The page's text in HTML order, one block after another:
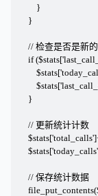
        }
    }
// 检查是否是新
if
    }
    // 更新统计计数
    // 保存统计数据